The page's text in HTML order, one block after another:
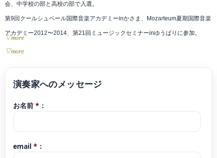
会、中学校の部と高校の部で入選。
第9回クールシュベール国際音楽アカデミーinかさま、Mozarteum夏期国際音楽
アカデミー2012〜2014、第21回ミュージックセミナーinゆうばりに参加。
これまでにヴァイオリンを辰巳明子、寺沢希美、久保良治の各氏に師事。室内
ケストラ・アカデミー修了。
▽more
▽more
お名前 * ：
email * ：